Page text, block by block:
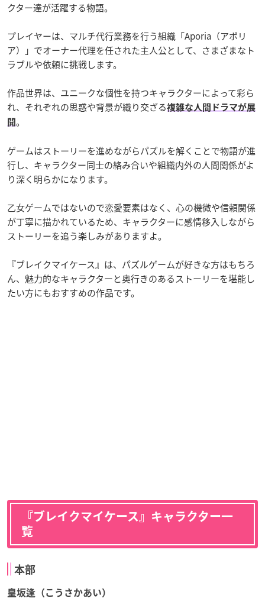
クター達が活躍する物語。
プレイヤーは、マルチ代行業務を行う組織「Aporia（アポリ
ア）」でオーナー代理を任された主人公として、さまざまなト
ラブルや依頼に挑戦します。
作品世界は、ユニークな個性を持つキャラクターによって彩ら
れ、それぞれの思惑や背景が織り交ざる複雑な人間ドラマが展
開 。
ゲームはストーリーを進めながらパズルを解くことで物語が進
行し、キャラクター同士の絡み合いや組織内外の人間関係がよ
り深く明らかになります。
乙女ゲームではないので恋愛要素はなく、心の機微や信頼関係
が丁寧に描かれているため、キャラクターに感情移入しながら
ストーリーを追う楽しみがありますよ。
『ブレイクマイケース』は、パズルゲームが好きな方はもちろ
ん、魅力的なキャラクターと奥行きのあるストーリーを堪能し
たい方にもおすすめの作品です。
『ブレイクマイケース』キャラクター一
覧
本部
皇坂逢（こうさかあい）